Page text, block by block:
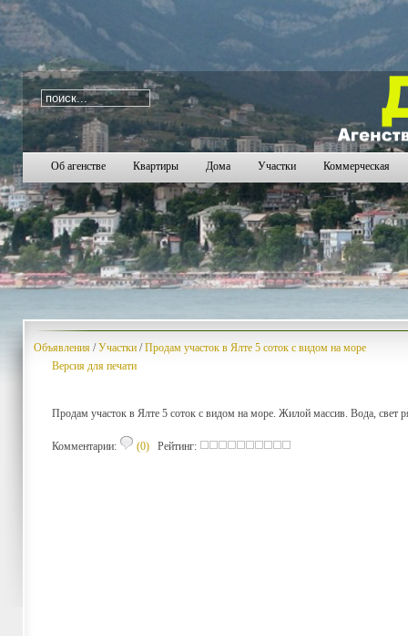
i=405
18991900 1901 1903 1904 1905
Об агенстве Квартиры Дома Участки Коммерческая
Объявления /Участки /Продам участок в Ялте 5 соток с видом на море
Версия для печати
Продам участок в Ялте 5 соток с видом на море. Жилой массив. Вода, свет
Комментарии: (0) Рейтинг: